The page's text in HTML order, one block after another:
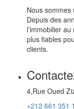
Nous sommes
Depuis des
l’immobilier
plus fiables
clients.
4,Rue Oued
+212 661 351